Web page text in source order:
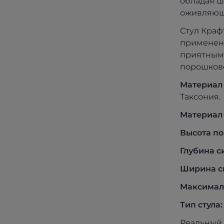
Стул
приятным
Материал
Таксония.
Материал
Высота по
Глубина
Ширина
Тип стула: